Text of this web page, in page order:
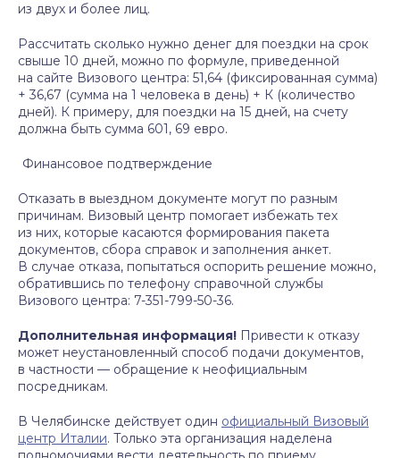
из двух и более лиц.
Рассчитать сколько нужно денег для поездки на срок
свыше 10 дней, можно по формуле, приведенной
на сайте Визового центра: 51,64 (фиксированная сумма)
+ 36,67 (сумма на 1 человека в день) + К (количество
дней). К примеру, для поездки на 15 дней, на счету
должна быть сумма 601, 69 евро.
Финансовое подтверждение
Отказать в выездном документе могут по разным
причинам. Визовый центр помогает избежать тех
из них, которые касаются формирования пакета
документов, сбора справок и заполнения анкет.
В случае отказа, попытаться оспорить решение можно,
обратившись по телефону справочной службы
Визового центра: 7-351-799-50-36.
Дополнительная информация! Привести к отказу
может неустановленный способ подачи документов,
в частности — обращение к неофициальным
посредникам.
В Челябинске действует один официальный Визовый
центр Италии. Только эта организация наделена